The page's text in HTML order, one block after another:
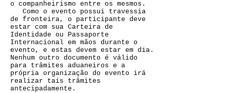
o companheirismo entre os mesmos.
Como o evento possui travessia
de fronteira, o participante deve
estar com sua Carteira de
Identidade ou Passaporte
Internacional em mãos durante o
evento, e estas devem estar em dia.
Nenhum outro documento é válido
para trâmites aduaneiros e a
própria organização do evento irá
realizar tais trâmites
antecipadamente.